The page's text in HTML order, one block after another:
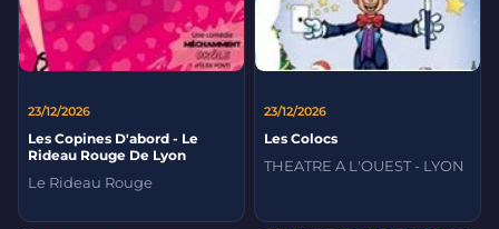
23/12/2026
Les Copines D'abord - Le
Rideau Rouge De Lyon
Le Rideau Rouge
23/12/2026
Les Colocs
THEATRE A L'OUEST - LYON